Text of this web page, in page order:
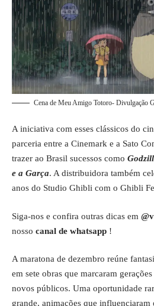
Cena de Meu Amigo Totoro- Divulgação
A iniciativa com esses clássicos do
parceria entre a Cinemark e a Sato
trazer ao Brasil sucessos como
e a Garça. A distribuidora também
anos do Studio Ghibli com o Ghibli
Siga-nos e confira outras dicas em
nosso canal de whatsapp !
A maratona de dezembro reúne
em sete obras que marcaram
novos públicos. Uma oportunidade
grande, animações que